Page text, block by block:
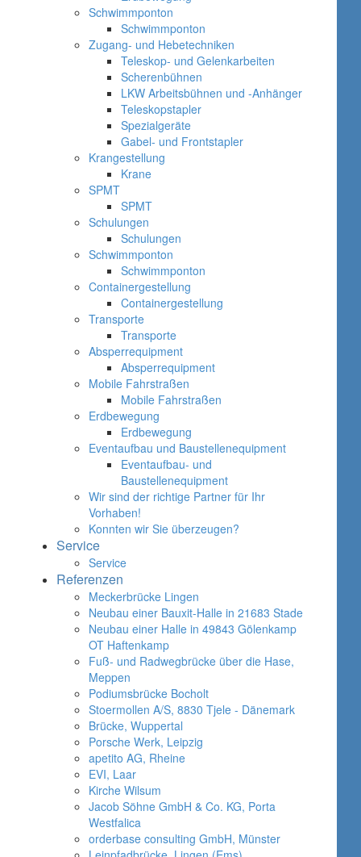
Schwimmponton
Schwimmponton
Zugang- und Hebetechniken
Teleskop- und Gelenkarbeiten
Scherenbühnen
LKW Arbeitsbühnen und -Anhänger
Teleskopstapler
Spezialgeräte
Gabel- und Frontstapler
Krangestellung
Krane
SPMT
SPMT
Schulungen
Schulungen
Schwimmponton
Schwimmponton
Containergestellung
Containergestellung
Transporte
Transporte
Absperrequipment
Absperrequipment
Mobile Fahrstraßen
Mobile Fahrstraßen
Erdbewegung
Erdbewegung
Eventaufbau und Baustellenequipment
Eventaufbau- und
Baustellenequipment
Wir sind der richtige Partner für Ihr
Vorhaben!
Konnten wir Sie überzeugen?
Service
Service
Referenzen
Meckerbrücke Lingen
Neubau einer Bauxit-Halle in 21683 Stade
Neubau einer Halle in 49843 Gölenkamp
OT Haftenkamp
Fuß- und Radwegbrücke über die Hase,
Meppen
Podiumsbrücke Bocholt
Stoermollen A/S, 8830 Tjele - Dänemark
Brücke, Wuppertal
Porsche Werk, Leipzig
apetito AG, Rheine
EVI, Laar
Kirche Wilsum
Jacob Söhne GmbH & Co. KG, Porta
Westfalica
orderbase consulting GmbH, Münster